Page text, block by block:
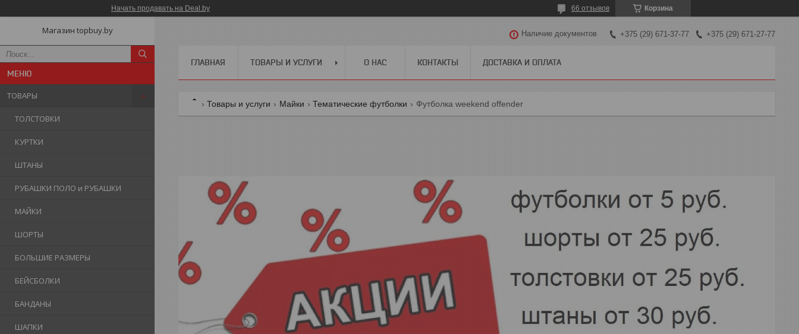
Начать продавать на Deal.by Корзина
66 отзывов
Магазин topbuy.by
ТОВАРЫ
ТОЛСТОВКИ
КУРТКИ
ШТАНЫ
РУБАШКИ ПОЛО и РУБАШКИ
МАЙКИ
ШОРТЫ
БОЛЬШИЕ РАЗМЕРЫ
БЕЙСБОЛКИ
БАНДАНЫ
ШАПКИ
Наличие документов +375 (29) 671-37-77 +375 (29) 671-27-77
ГЛАВНАЯ ТОВАРЫ И УСЛУГИ О НАС КОНТАКТЫ ДОСТАВКА И ОПЛАТА
Товары и услуги Майки Тематические футболки Футболка weekend offender